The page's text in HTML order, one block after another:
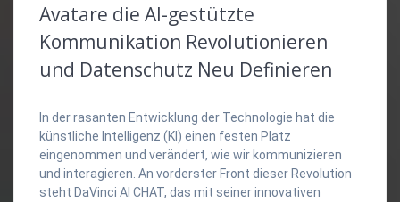
Avatare die AI-gestützte
Kommunikation Revolutionieren
und Datenschutz Neu Definieren
In der rasanten Entwicklung der Technologie hat die
künstliche Intelligenz (KI) einen festen Platz
eingenommen und verändert, wie wir kommunizieren
und interagieren. An vorderster Front dieser Revolution
steht DaVinci AI CHAT, das mit seiner innovativen